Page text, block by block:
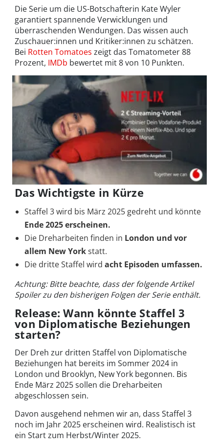
Die Serie um die US-Botschafterin Kate Wyler
garantiert spannende Verwicklungen und
überraschenden Wendungen. Das wissen auch
Zuschauer:innen und Kritiker:innen zu schätzen.
Bei Rotten Tomatoes zeigt das Tomatometer 88
Prozent, IMDb bewertet mit 8 von 10 Punkten.
Das Wichtigste in Kürze
Staffel 3 wird bis März 2025 gedreht und könnte
Ende 2025 erscheinen.
Die Dreharbeiten finden in London und vor
allem New Yorkstatt.
Die dritte Staffel wird acht Episoden umfassen.
Achtung: Bitte beachte, dass der folgende Artikel
Spoiler zu den bisherigen Folgen der Serie enthält.
Release: Wann könnte Staffel 3
von Diplomatische Beziehungen
starten?
Der Dreh zur dritten Staffel von Diplomatische
Beziehungen hat bereits im Sommer 2024 in
London und Brooklyn, New York begonnen. Bis
Ende März 2025 sollen die Dreharbeiten
abgeschlossen sein.
Davon ausgehend nehmen wir an, dass Staffel 3
noch im Jahr 2025 erscheinen wird. Realistisch ist
ein Start zum Herbst/Winter 2025.